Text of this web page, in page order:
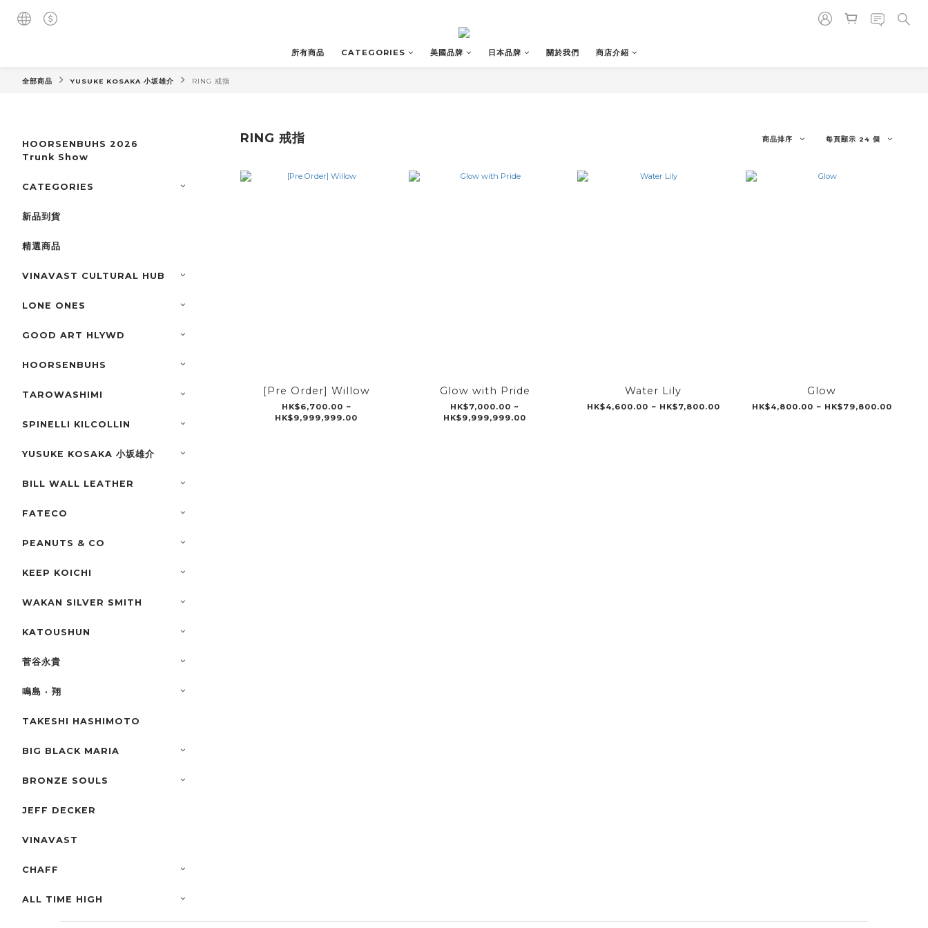
所有商品 CATEGORIES 美國品牌 日本品牌 關於我們 商店介紹
全部商品 YUSUKE KOSAKA 小坂雄介 RING 戒指
HOORSENBUHS 2026
Trunk Show
CATEGORIES
新品到貨
精選商品
VINAVAST CULTURAL HUB
LONE ONES
GOOD ART HLYWD
HOORSENBUHS
TAROWASHIMI
SPINELLI KILCOLLIN
YUSUKE KOSAKA 小坂雄介
BILL WALL LEATHER
FATECO
PEANUTS & CO
KEEP KOICHI
WAKAN SILVER SMITH
KATOUSHUN
菅谷永貴
鳴島 · 翔
TAKESHI HASHIMOTO
BIG BLACK MARIA
BRONZE SOULS
JEFF DECKER
VINAVAST
CHAFF
ALL TIME HIGH
RING 戒指 商品排序 每頁顯示 24 個
[Pre Order] Willow
HK$6,700.00 ~
HK$9,999,999.00
Glow with Pride
HK$7,000.00 ~
HK$9,999,999.00
Water Lily
HK$4,600.00 ~ HK$7,800.00
Glow
HK$4,800.00 ~ HK$79,800.00